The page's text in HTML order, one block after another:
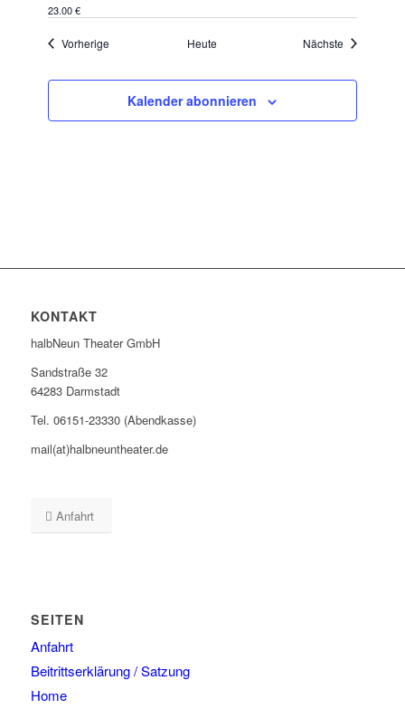
23.00 €
Vorherige VeranstaltungenHeute Nächste
Kalender abonnieren
KONTAKT
halbNeun Theater GmbH
Sandstraße 32
64283 Darmstadt
Tel. 06151-23330 (Abendkasse)
mail(at)halbneuntheater.de
Anfahrt
SEITEN
Anfahrt
Beitrittserklärung / Satzung
Home